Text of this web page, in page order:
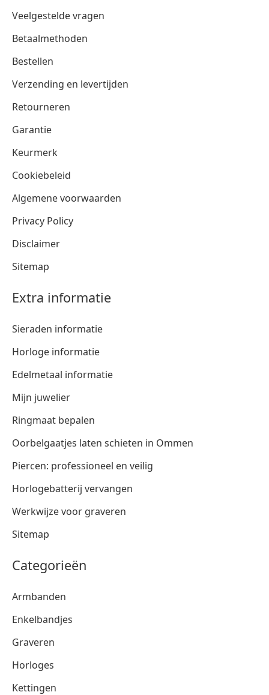
Veelgestelde vragen
Betaalmethoden
Bestellen
Verzending en levertijden
Retourneren
Garantie
Keurmerk
Cookiebeleid
Algemene voorwaarden
Privacy Policy
Disclaimer
Sitemap
Extra informatie
Sieraden informatie
Horloge informatie
Edelmetaal informatie
Mijn juwelier
Ringmaat bepalen
Oorbelgaatjes laten schieten in Ommen
Piercen: professioneel en veilig
Horlogebatterij vervangen
Werkwijze voor graveren
Sitemap
Categorieën
Armbanden
Enkelbandjes
Graveren
Horloges
Kettingen